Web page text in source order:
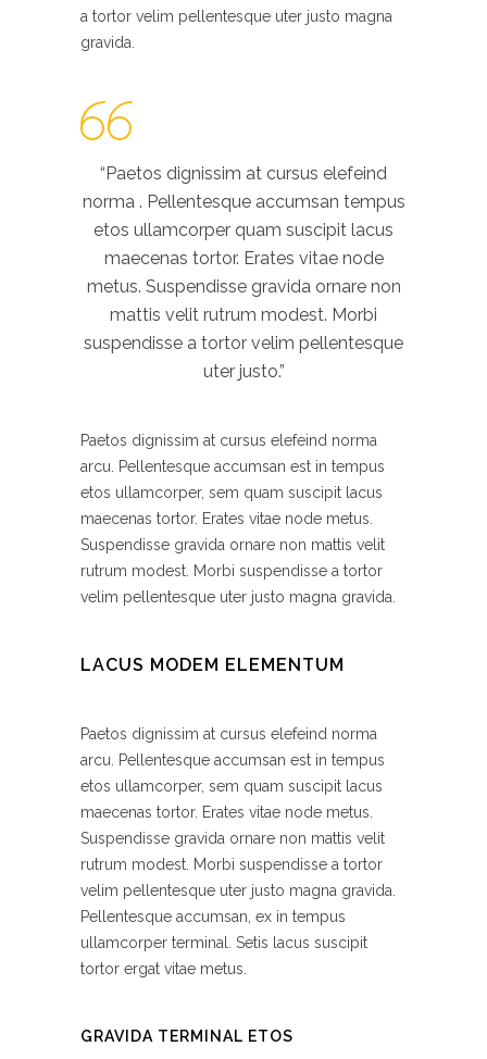
a tortor velim pellentesque uter justo magna
gravida.
“Paetos dignissim at cursus elefeind
norma . Pellentesque accumsan tempus
etos ullamcorper quam suscipit lacus
maecenas tortor. Erates vitae node
metus. Suspendisse gravida ornare non
mattis velit rutrum modest. Morbi
suspendisse a tortor velim pellentesque
uter justo.”
Paetos dignissim at cursus elefeind norma
arcu. Pellentesque accumsan est in tempus
etos ullamcorper, sem quam suscipit lacus
maecenas tortor. Erates vitae node metus.
Suspendisse gravida ornare non mattis velit
rutrum modest. Morbi suspendisse a tortor
velim pellentesque uter justo magna gravida.
LACUS MODEM ELEMENTUM
Paetos dignissim at cursus elefeind norma
arcu. Pellentesque accumsan est in tempus
etos ullamcorper, sem quam suscipit lacus
maecenas tortor. Erates vitae node metus.
Suspendisse gravida ornare non mattis velit
rutrum modest. Morbi suspendisse a tortor
velim pellentesque uter justo magna gravida.
Pellentesque accumsan, ex in tempus
ullamcorper terminal. Setis lacus suscipit
tortor ergat vitae metus.
GRAVIDA TERMINAL ETOS